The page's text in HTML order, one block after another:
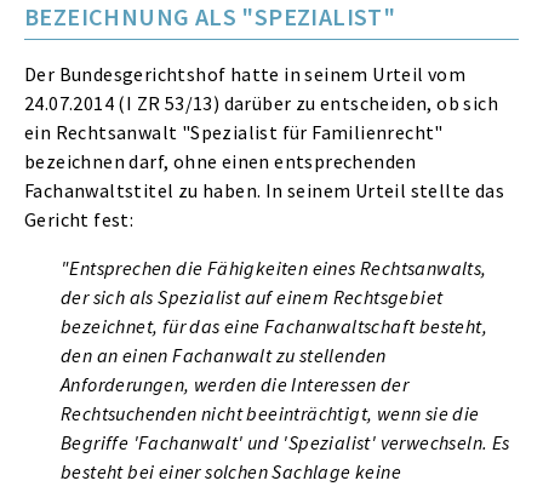
BEZEICHNUNG ALS "SPEZIALIST"
Der Bundesgerichtshof hatte in seinem Urteil vom
24.07.2014 (I ZR 53/13) darüber zu entscheiden, ob sich
ein Rechtsanwalt "Spezialist für Familienrecht"
bezeichnen darf, ohne einen entsprechenden
Fachanwaltstitel zu haben. In seinem Urteil stellte das
Gericht fest:
"Entsprechen die Fähigkeiten eines Rechtsanwalts,
der sich als Spezialist auf einem Rechtsgebiet
bezeichnet, für das eine Fachanwaltschaft besteht,
den an einen Fachanwalt zu stellenden
Anforderungen, werden die Interessen der
Rechtsuchenden nicht beeinträchtigt, wenn sie die
Begriffe 'Fachanwalt' und 'Spezialist' verwechseln. Es
besteht bei einer solchen Sachlage keine